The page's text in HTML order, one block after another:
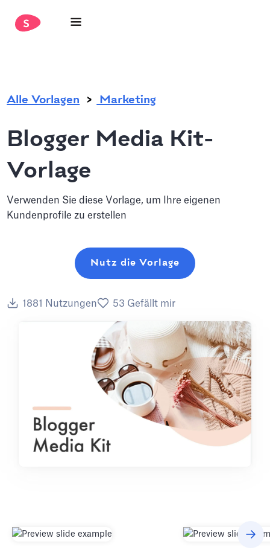
Alle Vorlagen Marketing
Blogger Media Kit-
Vorlage
Verwenden Sie diese Vorlage, um Ihre eigenen
Kundenprofile zu erstellen
Nutz die Vorlage
1881 Nutzungen 53 Gefällt mir